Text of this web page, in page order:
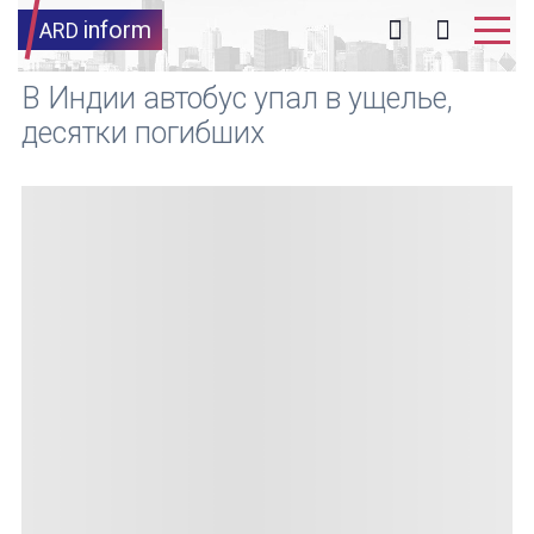
ARD inform
В Индии автобус упал в ущелье,
десятки погибших